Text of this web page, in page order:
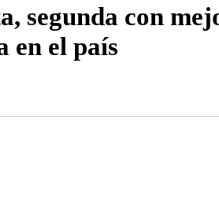
segunda con
en el país